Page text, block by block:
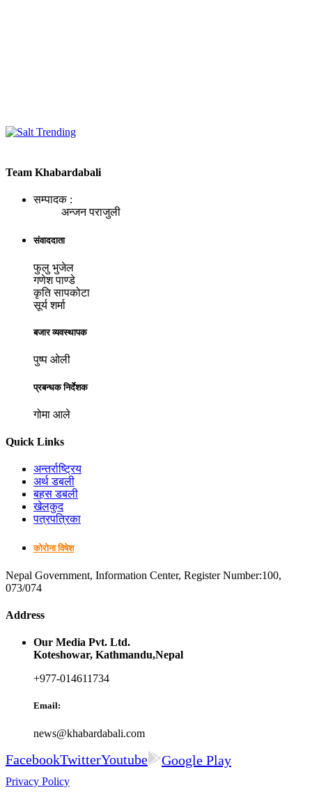
Team Khabardabali
सम्पादक :
अन्जन पराजुली
संवाददाता
फुलु भुजेल
गणेश पाण्डे
कृति सापकोटा
सूर्य शर्मा
बजार व्यवस्थापक
पुष्प ओली
प्रबन्धक निर्देशक
गोमा आले
Quick Links
अन्तर्राष्ट्रिय
अर्थ डबली
बहस डबली
खेलकुद
पत्रपत्रिका
कोरोना विषेश
Nepal Government, Information Center, Register Number:100,
073/074
Address
Our Media Pvt. Ltd.
Koteshowar, Kathmandu,Nepal
+977-014611734
Email:
news@khabardabali.com
FacebookTwitterYoutube Google Play
Privacy Policy